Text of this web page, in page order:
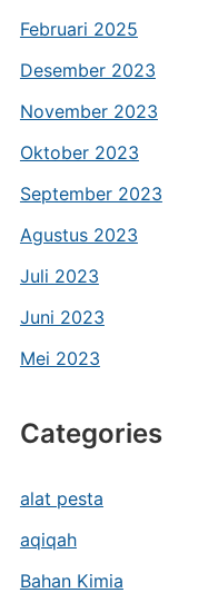
Februari 2025
Desember 2023
November 2023
Oktober 2023
September 2023
Agustus 2023
Juli 2023
Juni 2023
Mei 2023
Categories
alat pesta
aqiqah
Bahan Kimia